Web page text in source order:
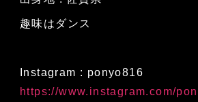
趣味はダンス
Instagram : ponyo816
https://www.instagram.com/